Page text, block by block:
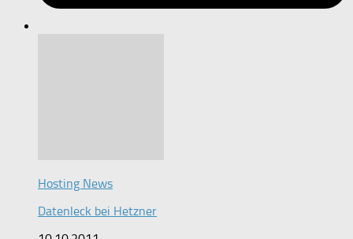
Hosting News
Datenleck bei Hetzner